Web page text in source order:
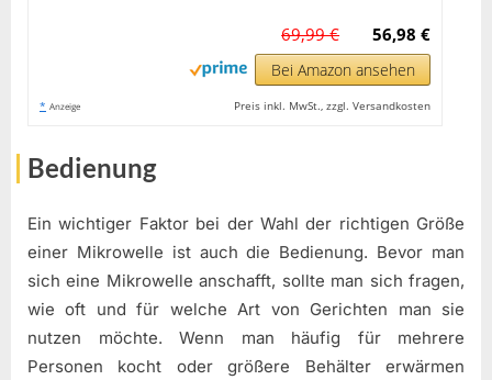
56,98 €
69,99 €
Bei Amazon ansehen
* Anzeige Preis inkl. MwSt., zzgl. Versandkosten
Bedienung
Ein wichtiger Faktor bei der Wahl der richtigen Größe
einer Mikrowelle ist auch die Bedienung. Bevor man
sich eine Mikrowelle anschafft, sollte man sich fragen,
wie oft und für welche Art von Gerichten man sie
nutzen möchte. Wenn man häufig für mehrere
Personen kocht oder größere Behälter erwärmen